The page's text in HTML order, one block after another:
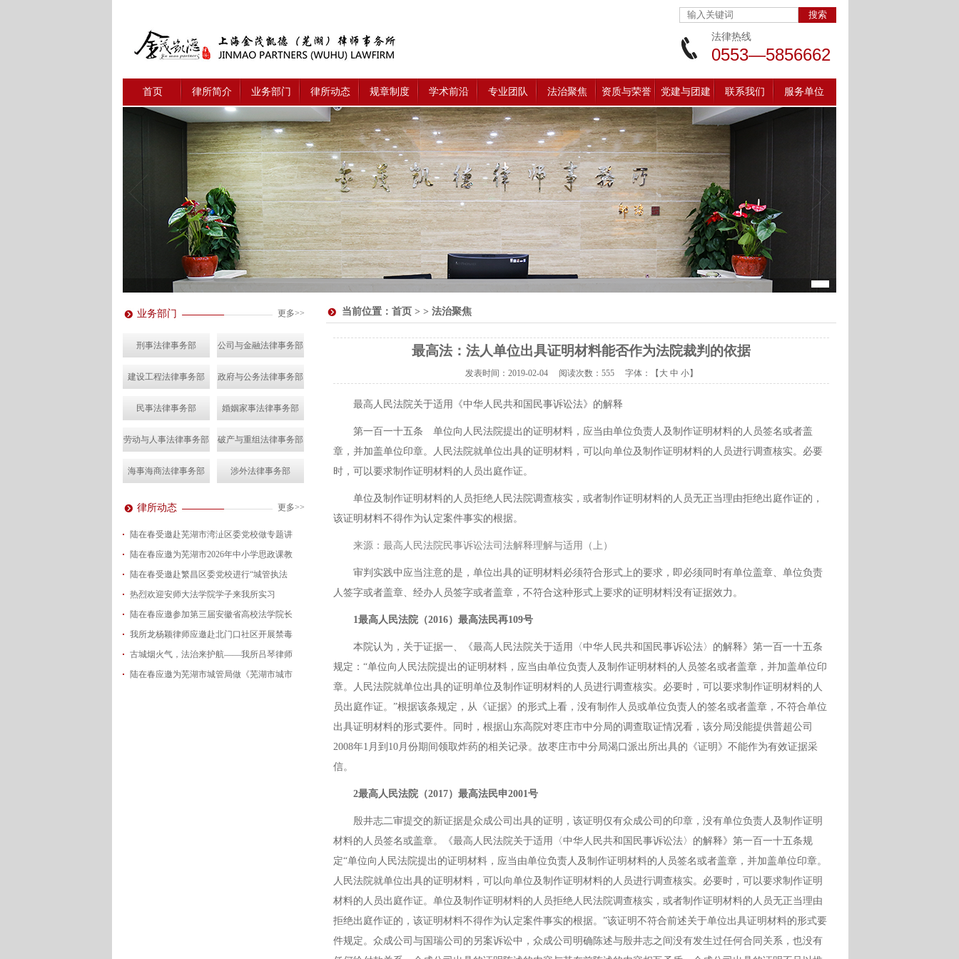
法律热线
0553—5856662
首页 律所简介 业务部门 律所动态 规章制度 学术前沿 专业团队 法治聚焦 资质与荣誉 党建与团建 联系我们 服务单位
业务部门 更多>>
刑事法律事务部 公司与金融法律事务部
建设工程法律事务部 政府与公务法律事务部
民事法律事务部 婚姻家事法律事务部
劳动与人事法律事务部 破产与重组法律事务部
海事海商法律事务部 涉外法律事务部
律所动态 更多>>
陆在春受邀赴芜湖市湾沚区委党校做专题讲
2026-08-04
陆在春应邀为芜湖市2026年中小学思政课教
2026-07-24
陆在春受邀赴繁昌区委党校进行“城管执法
2026-07-15
热烈欢迎安师大法学院学子来我所实习
2026-07-01
陆在春应邀参加第三届安徽省高校法学院长
2026-06-29
我所龙杨颖律师应邀赴北门口社区开展禁毒
2026-06-18
古城烟火气，法治来护航——我所吕琴律师
2026-05-21
陆在春应邀为芜湖市城管局做《芜湖市城市
当前位置： 首页 > > 法治聚焦
最高法：法人单位出具证明材料能否作为法院裁判的依据
发表时间： 2019-02-04阅读次数： 555 字体：【 大 中 小】
最高人民法院关于适用《中华人民共和国民事诉讼法》的解释
第一百一十五条 单位向人民法院提出的证明材料，应当由单位负责人及制作证明材料的人员签名或者盖
章，并加盖单位印章。人民法院就单位出具的证明材料，可以向单位及制作证明材料的人员进行调查核实。必要
时，可以要求制作证明材料的人员出庭作证。
单位及制作证明材料的人员拒绝人民法院调查核实，或者制作证明材料的人员无正当理由拒绝出庭作证的，
该证明材料不得作为认定案件事实的根据。
来源：最高人民法院民事诉讼法司法解释理解与适用（上）
审判实践中应当注意的是，单位出具的证明材料必须符合形式上的要求，即必须同时有单位盖章、单位负责
人签字或者盖章、经办人员签字或者盖章，不符合这种形式上要求的证明材料没有证据效力。
1最高人民法院（2016）最高法民再109号
本院认为，关于证据一、《最高人民法院关于适用〈中华人民共和国民事诉讼法〉的解释》第一百一十五条
规定： “单位向人民法院提出的证明材料，应当由单位负责人及制作证明材料的人员签名或者盖章，并加盖单位印
章。人民法院就单位出具的证明单位及制作证明材料的人员进行调查核实。必要时，可以要求制作证明材料的人
员出庭作证。”根据该条规定，从《证据》的形式上看，没有制作人员或单位负责人的签名或者盖章，不符合单位
出具证明材料的形式要件。同时，根据山东高院对枣庄市中分局的调查取证情况看，该分局没能提供普超公司
2008年1月到10月份期间领取炸药的相关记录。故枣庄市中分局渴口派出所出具的《证明》不能作为有效证据采
信。
2最高人民法院（2017）最高法民申2001号
殷井志二审提交的新证据是众成公司出具的证明，该证明仅有众成公司的印章，没有单位负责人及制作证明
材料的人员签名或盖章。《最高人民法院关于适用〈中华人民共和国民事诉讼法〉的解释》第一百一十五条规
定“单位向人民法院提出的证明材料，应当由单位负责人及制作证明材料的人员签名或者盖章，并加盖单位印章。
人民法院就单位出具的证明材料，可以向单位及制作证明材料的人员进行调查核实。必要时，可以要求制作证明
材料的人员出庭作证。单位及制作证明材料的人员拒绝人民法院调查核实，或者制作证明材料的人员无正当理由
拒绝出庭作证的，该证明材料不得作为认定案件事实的根据。”该证明不符合前述关于单位出具证明材料的形式要
件规定。众成公司与国瑞公司的另案诉讼中，众成公司明确陈述与殷井志之间没有发生过任何合同关系，也没有